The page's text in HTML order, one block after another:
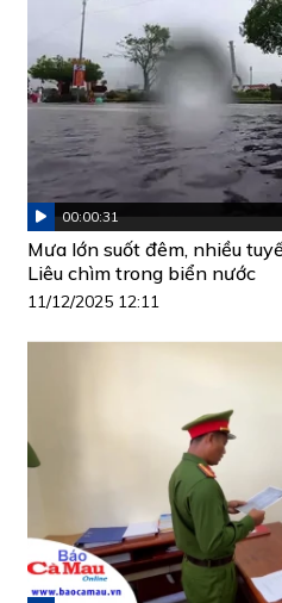
00:00:31
Mưa lớn suốt đêm, nhiều
Liêu chìm trong biển nước
11/12/2025 12:11